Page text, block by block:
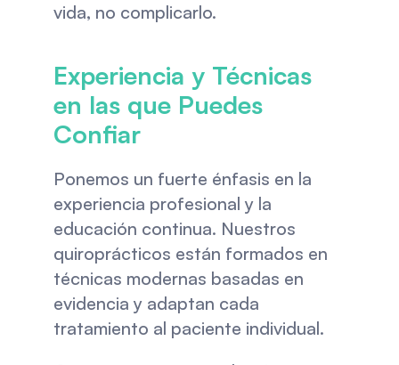
vida, no complicarlo.
Experiencia y Técnicas
en las que Puedes
Confiar
Ponemos un fuerte énfasis en la
experiencia profesional y la
educación continua. Nuestros
quiroprácticos están formados en
técnicas modernas basadas en
evidencia y adaptan cada
tratamiento al paciente individual.